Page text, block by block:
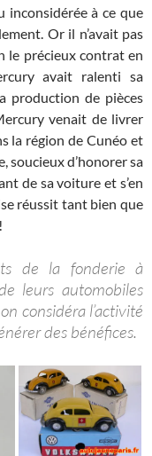
inconsidérée à ce que
Or il n’avait pas
le précieux contrat en
avait ralenti sa
production de pièces
venait de livrer
la région de Cunéo et
soucieux d’honorer sa
de sa voiture et s’en
réussit tant bien que
de la fonderie à
leurs automobiles
considéra l’activité
des bénéfices.